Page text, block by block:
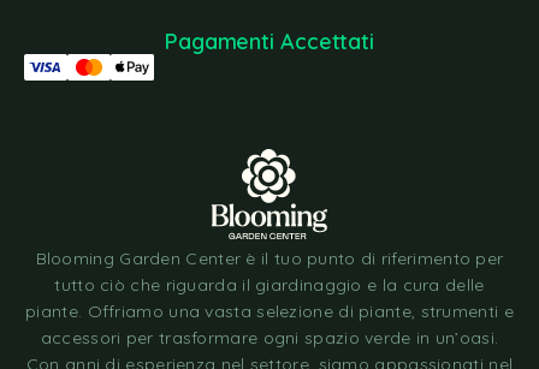
Blooming Garden Center è il tuo punto di riferimento per
tutto ciò che riguarda il giardinaggio e la cura delle
piante. Offriamo una vasta selezione di piante, strumenti e
accessori per trasformare ogni spazio verde in un’oasi.
Con anni di esperienza nel settore, siamo appassionati nel
Pagamenti Accettati